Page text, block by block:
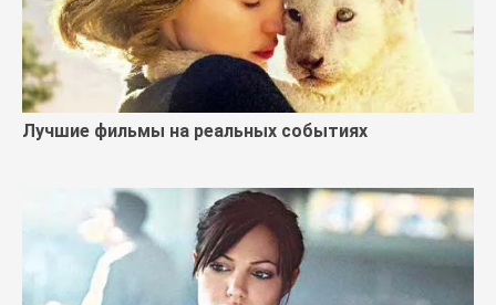
Лучшие фильмы на реальных событиях